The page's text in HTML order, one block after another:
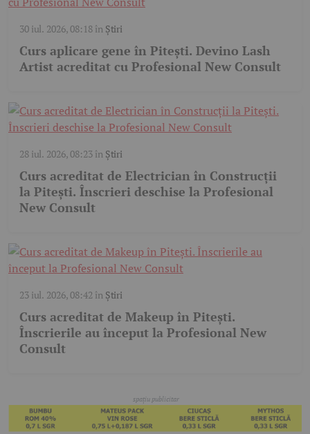
30 iul. 2026, 08:18în Știri
Curs aplicare gene în Pitești. Devino Lash
Artist acreditat cu Profesional New Consult
28 iul. 2026, 08:23în Știri
Curs acreditat de Electrician în Construcții
la Pitești. Înscrieri deschise la Profesional
New Consult
23 iul. 2026, 08:42 în Știri
Curs acreditat de Makeup în Pitești.
Înscrierile au început la Profesional New
Consult